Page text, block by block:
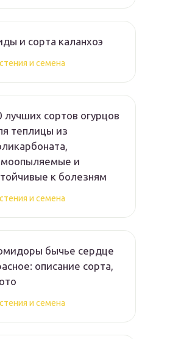
и сорта каланхоэ
и семена
лучших сортов огурцов
теплицы из
и
к болезням
и семена
бычье сердце
описание сорта,
и семена